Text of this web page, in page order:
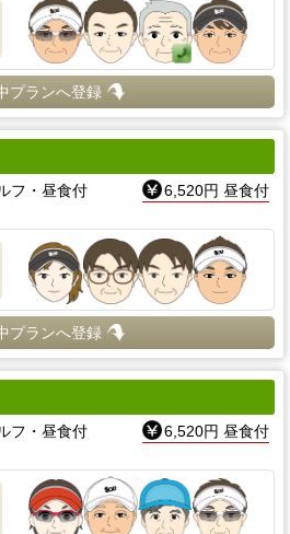
プランへ登録
フ・昼食付
6,520円 昼食付
プランへ登録
フ・昼食付
6,520円 昼食付